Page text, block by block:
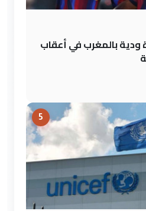
ودية بالمغرب في أعقاب
5